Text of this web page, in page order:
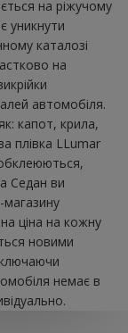
на ріжучому
уникнути
каталозі
на
автомобіля.
капот, крила,
плівка LLumar
Седан ви
ціна на кожну
новими
немає в